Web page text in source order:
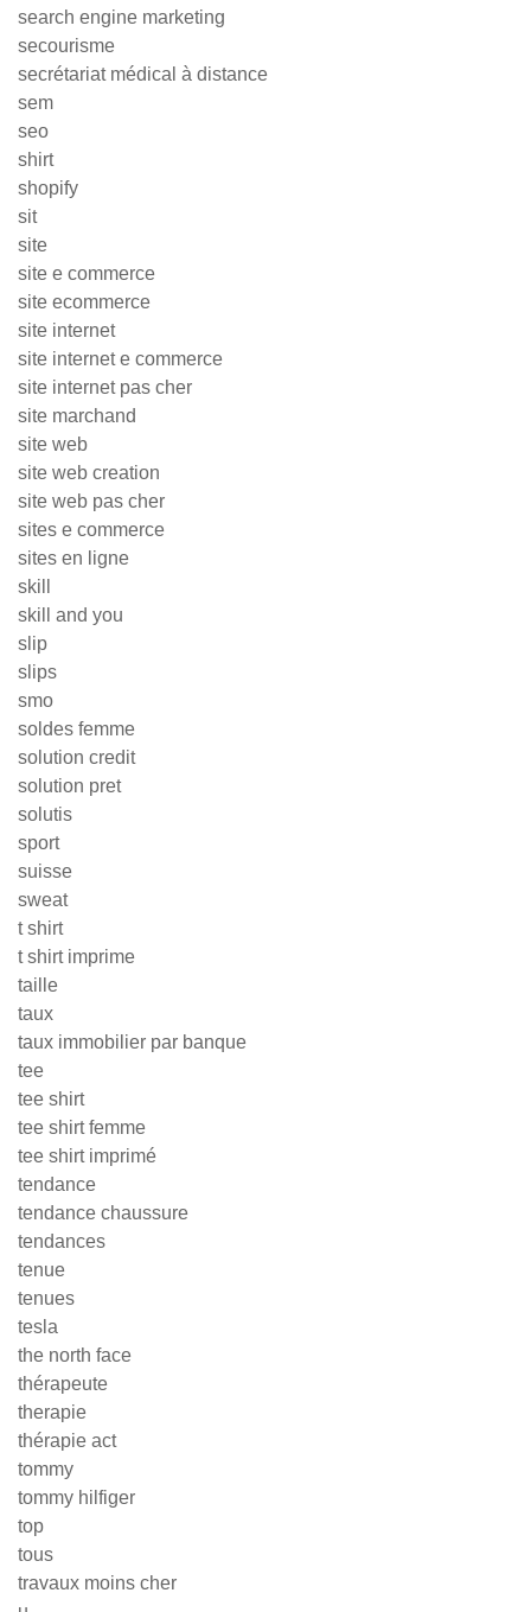
search engine marketing
secourisme
secrétariat médical à distance
sem
seo
shirt
shopify
sit
site
site e commerce
site ecommerce
site internet
site internet e commerce
site internet pas cher
site marchand
site web
site web creation
site web pas cher
sites e commerce
sites en ligne
skill
skill and you
slip
slips
smo
soldes femme
solution credit
solution pret
solutis
sport
suisse
sweat
t shirt
t shirt imprime
taille
taux
taux immobilier par banque
tee
tee shirt
tee shirt femme
tee shirt imprimé
tendance
tendance chaussure
tendances
tenue
tenues
tesla
the north face
thérapeute
therapie
thérapie act
tommy
tommy hilfiger
top
tous
travaux moins cher